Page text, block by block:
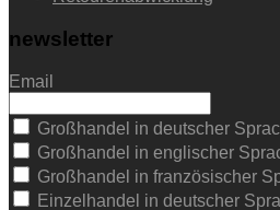
newsletter
Email
Großhandel in deutscher
Großhandel in englischer
Großhandel in französischer
Einzelhandel in deutscher